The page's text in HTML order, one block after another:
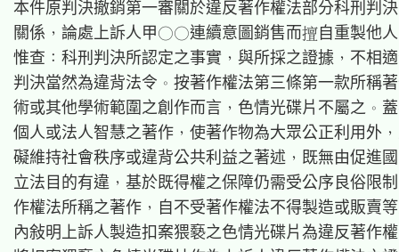
本件原判決撤銷第一審關於違反著作權法部分科刑判
關係，論處上訴人甲○○連續意圖銷售而自重製他人
惟查：科刑判決所認定之事實，與所採之證據，不相
判決當然為違背法令。按著作權法第三條第一款所稱
術或其他學術範圍之創作而言，色情光碟片不屬之。
個人或法人智慧之著作，使著作物為大眾公正利用外
礙維持社會秩序或違背公共利益之著述，既無由促進
立法目的有違，基於既得權之保障仍需受公序良俗限
作權法所稱之著作，自不受著作權法不得製造或販賣
內敍明上訴人製造扣案猥褻之色情光碟片為違反著作